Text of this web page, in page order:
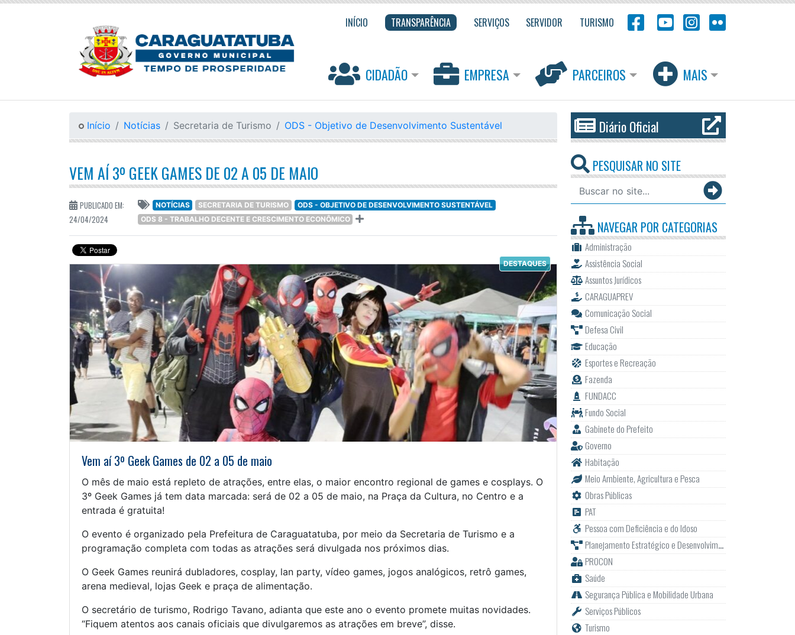
INÍCIO TRANSPARÊNCIA SERVIÇOS SERVIDOR TURISMO
CIDADÃO EMPRESA PARCEIROS MAIS
Início Notícias Secretaria de Turismo ODS - Objetivo de Desenvolvimento Sustentável
VEM AÍ 3º GEEK GAMES DE 02 A 05 DE MAIO
PUBLICADO EM:
24/04/2024
NOTÍCIAS SECRETARIA DE TURISMO
ODS - OBJETIVO DE DESENVOLVIMENTO SUSTENTÁVEL
ODS 8 - TRABALHO DECENTE E CRESCIMENTO ECONÔMICO
DESTAQUES
Vem aí 3º Geek Games de 02 a 05 de maio
O mês de maio está repleto de atrações, entre elas, o maior encontro regional de games e cosplays. O
3º Geek Games já tem data marcada: será de 02 a 05 de maio, na Praça da Cultura, no Centro e a
entrada é gratuita!
O evento é organizado pela Prefeitura de Caraguatatuba, por meio da Secretaria de Turismo e a
programação completa com todas as atrações será divulgada nos próximos dias.
O Geek Games reunirá dubladores, cosplay, lan party, vídeo games, jogos analógicos, retrô games,
arena medieval, lojas Geek e praça de alimentação.
O secretário de turismo, Rodrigo Tavano, adianta que este ano o evento promete muitas novidades.
“Fiquem atentos aos canais oficiais que divulgaremos as atrações em breve”, disse.
Diário Oficial
PESQUISAR NO SITE
NAVEGAR PORCATEGORIAS
Administração
Assistência Social
Assuntos Jurídicos
CARAGUAPREV
Comunicação Social
Defesa Civil
Educação
Esportes e Recreação
Fazenda
FUNDACC
Fundo Social
Gabinete do Prefeito
Governo
Habitação
Meio Ambiente, Agricultura e Pesca
Obras Públicas
PAT
Pessoa com Deficiência e do Idoso
Planejamento Estratégico e Desenvolvimento
PROCON
Saúde
Segurança Pública e Mobilidade Urbana
Serviços Públicos
Turismo